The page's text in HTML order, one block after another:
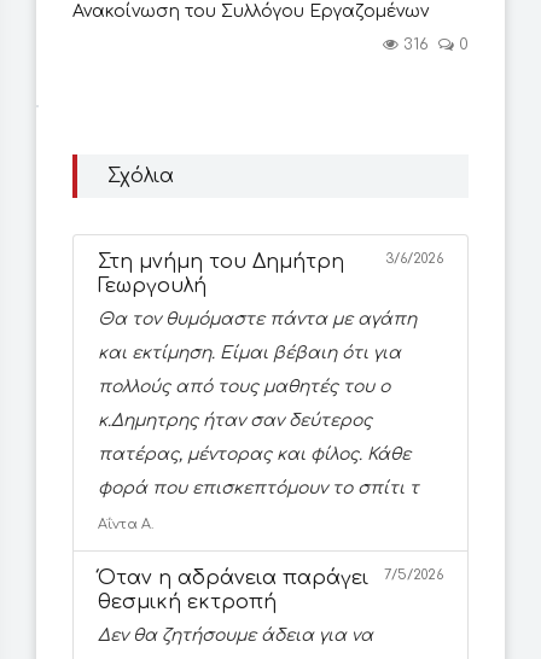
Ανακοίνωση του Συλλόγου Εργαζομένων
316 0
Σχόλια
Στη μνήμη του Δημήτρη
Γεωργουλή
3/6/2026
Θα τον θυμόμαστε πάντα με αγάπη
και εκτίμηση. Είμαι βέβαιη ότι για
πολλούς από τους μαθητές του ο
κ.Δημητρης ήταν σαν δεύτερος
πατέρας, μέντορας και φίλος. Κάθε
φορά που επισκεπτόμουν το σπίτι τ
Αΐντα Α.
Όταν η αδράνεια παράγει
θεσμική εκτροπή
7/5/2026
Δεν θα ζητήσουμε άδεια για να